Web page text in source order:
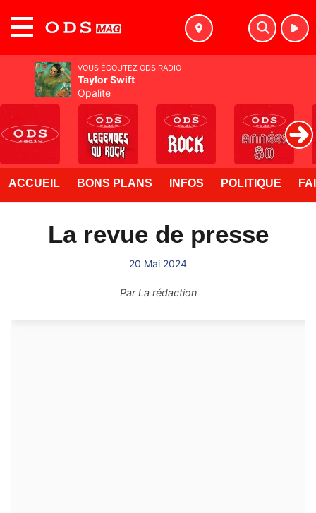
ACCUEIL BONS PLANS INFOS POLITIQUE
La revue de presse
20 Mai 2024
ParLa rédaction
VOUS ÉCOUTEZ ODS RADIO
Taylor Swift
Opalite